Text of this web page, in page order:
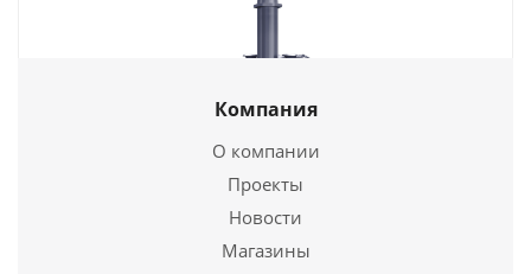
Печь для бани AVANGARD ЗК 25 (П2) Ураган в сетке
Тюльпан
Компания
О компании
Проекты
Новости
Магазины